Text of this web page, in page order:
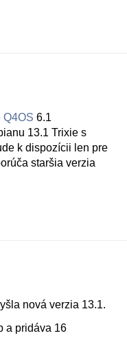
Q4OS 6.1
13.1 Trixie s
k dispozícii len pre
staršia verzia
nová verzia 13.1.
a pridáva 16